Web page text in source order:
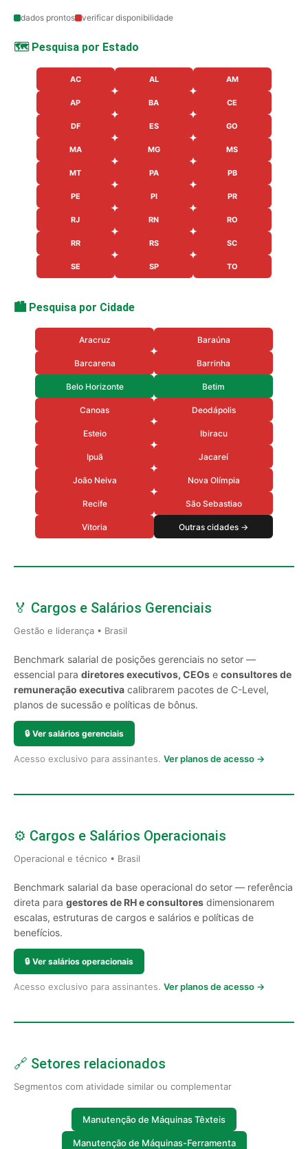
dados prontos verificar disponibilidade
🗺️ Pesquisa por Estado
AC AL AM
AP BA CE
DF ES GO
MA MG MS
MT PA PB
PE PI PR
RJ RN RO
RR RS SC
SE SP TO
🏙️ Pesquisa por Cidade
Aracruz Baraúna
Barcarena Barrinha
Belo Horizonte Betim
Canoas Deodápolis
Esteio Ibiracu
Ipuã Jacareí
João Neiva Nova Olímpia
Recife São Sebastiao
Vitoria Outras cidades →
🏅 Cargos e Salários Gerenciais
Gestão e liderança • Brasil
Benchmark salarial de posições gerenciais no setor —
essencial para diretores executivos, CEOs e consultores de
remuneração executiva calibrarem pacotes de C-Level,
planos de sucessão e políticas de bônus.
🔒 Ver salários gerenciais
Acesso exclusivo para assinantes. Ver planos de acesso →
⚙️ Cargos e Salários Operacionais
Operacional e técnico • Brasil
Benchmark salarial da base operacional do setor — referência
direta para gestores de RH e consultores dimensionarem
escalas, estruturas de cargos e salários e políticas de
benefícios.
🔒 Ver salários operacionais
Acesso exclusivo para assinantes. Ver planos de acesso →
🔗 Setores relacionados
Segmentos com atividade similar ou complementar
Manutenção de Máquinas Têxteis
Manutenção de Máquinas-Ferramenta